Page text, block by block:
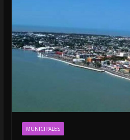
MUNICIPALES